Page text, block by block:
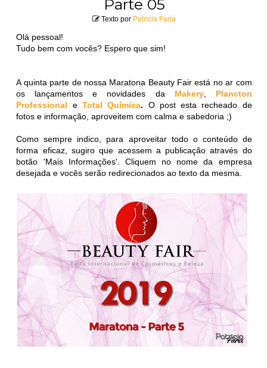
Parte 05
Texto por Patricia Faria
Olá pessoal!
Tudo bem com vocês? Espero que sim!
A quinta parte de nossa Maratona Beauty Fair está no ar com
os lançamentos e novidades da Makery, Plancton
Professional e Total Química. O post esta recheado de
fotos e informação, aproveitem com calma e sabedoria ;)
Como sempre indico, para aproveitar todo o conteúdo de
forma eficaz, sugiro que acessem a publicação através do
botão 'Mais Informações'. Cliquem no nome da empresa
desejada e vocês serão redirecionados ao texto da mesma.